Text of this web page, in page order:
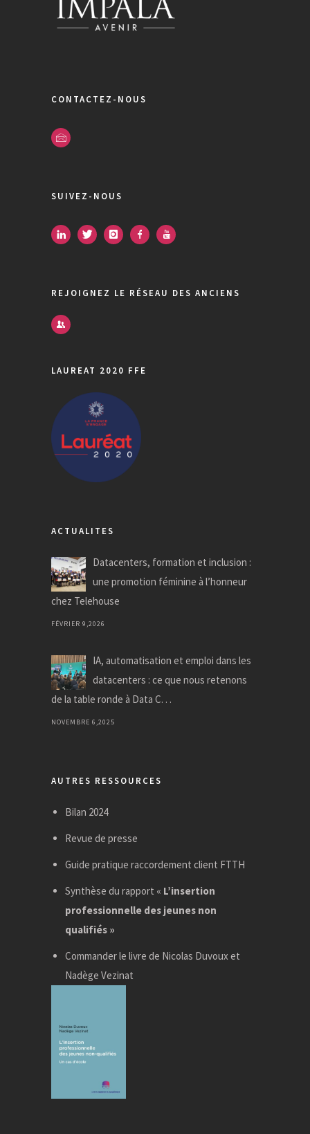
CONTACTEZ-NOUS
SUIVEZ-NOUS
REJOIGNEZ LE RÉSEAU DES ANCIENS
LAUREAT 2020 FFE
ACTUALITES
Datacenters, formation et inclusion :
une promotion féminine à l’honneur
chez Telehouse
FÉVRIER 9,2026
IA, automatisation et emploi dans les
datacenters : ce que nous retenons
de la table ronde à Data C. . .
NOVEMBRE 6,2025
AUTRES RESSOURCES
Bilan 2024
Revue de presse
Guide pratique raccordement client FTTH
Synthèse du rapport « L’insertion
professionnelle des jeunes non
qualifiés »
Commander le livre de Nicolas Duvoux et
Nadège Vezinat